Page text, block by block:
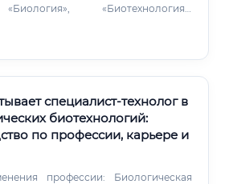
«Биотехнология»,
курсы по выбранной
(молекулярная биология,
и
портфолио
Трудоустроиться на
специалист-технолог в
биотехнологий:
по профессии, карьере и
Биологическая